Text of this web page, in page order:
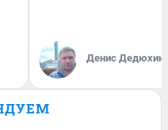
Денис Дедюхин